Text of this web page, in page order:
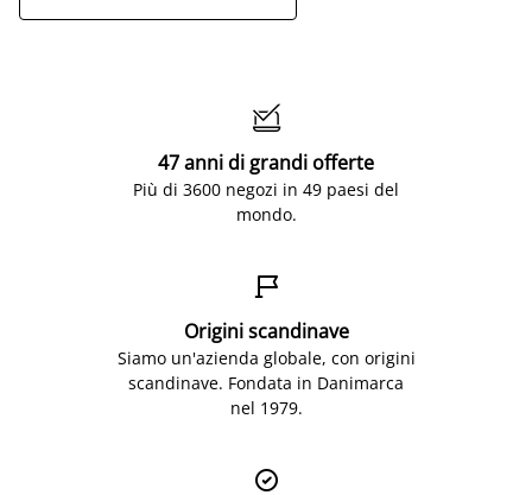

47 anni di grandi offerte
Più di 3600 negozi in 49 paesi del
mondo.

Origini scandinave
Siamo un'azienda globale, con origini
scandinave. Fondata in Danimarca
nel 1979.
